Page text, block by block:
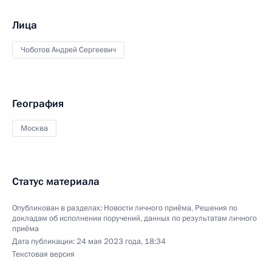
Лица
Чоботов Андрей Сергеевич
География
Москва
Статус материала
Опубликован в разделах: Новости личного приёма, Решения по
докладам об исполнении поручений, данных по результатам личного
приёма
Дата публикации:24 мая 2023 года, 18:34
Текстовая версия